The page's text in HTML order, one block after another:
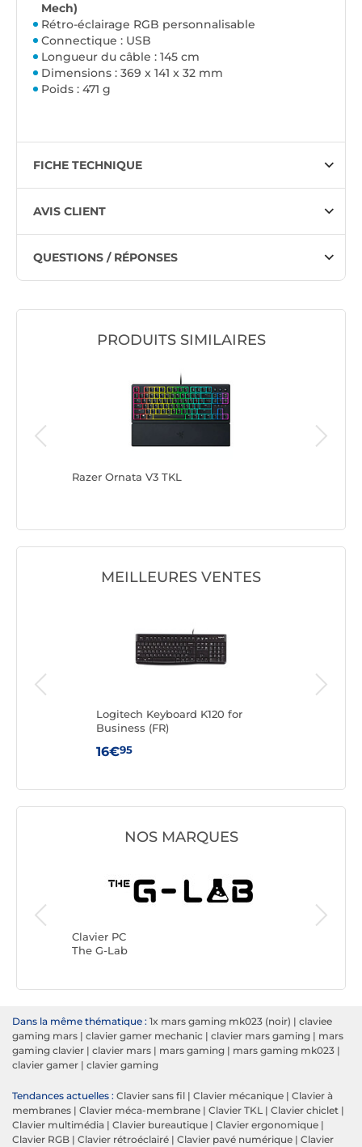
Mech)
Rétro-éclairage RGB personnalisable
Connectique : USB
Longueur du câble : 145 cm
Dimensions : 369 x 141 x 32 mm
Poids : 471 g
FICHE TECHNIQUE
AVIS CLIENT
QUESTIONS / RÉPONSES
PRODUITS SIMILAIRES
Razer Ornata V3 TKL
MEILLEURES VENTES
Logitech Keyboard K120 for
Business (FR)
16€95
NOS MARQUES
Clavier PC
The G-Lab
Clavier
Logitech
Dans la même thématique : 1x mars gaming mk023 (noir) | claviee
gaming mars | clavier gamer mechanic | clavier mars gaming | mars
gaming clavier | clavier mars | mars gaming | mars gaming mk023 |
clavier gamer | clavier gaming
Tendances actuelles : Clavier sans fil | Clavier mécanique | Clavier à
membranes | Clavier méca-membrane | Clavier TKL | Clavier chiclet |
Clavier multimédia | Clavier bureautique | Clavier ergonomique |
Clavier RGB | Clavier rétroéclairé | Clavier pavé numérique | Clavier